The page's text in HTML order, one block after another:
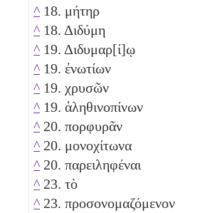
^ 18. μήτηρ
^ 18. Διδύμη
^ 19. Διδυμαρ[ί]ῳ
^ 19. ἐνωτίων
^ 19. χρυσῶν
^ 19. ἀληθινοπίνων
^ 20. πορφυρᾶν
^ 20. μονοχίτωνα
^ 20. παρειληφέναι
^ 23. τὸ
^ 23. προσονομαζόμενον